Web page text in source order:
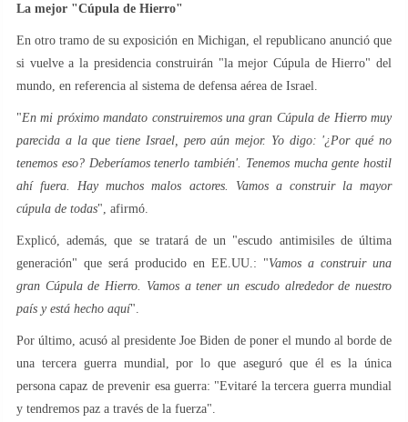
La mejor "Cúpula de Hierro"
En otro tramo de su exposición en Michigan, el republicano anunció que
si vuelve a la presidencia construirán "la mejor Cúpula de Hierro" del
mundo, en referencia al sistema de defensa aérea de Israel.
"En mi próximo mandato construiremos una gran Cúpula de Hierro muy
parecida a la que tiene Israel, pero aún mejor. Yo digo: '¿Por qué no
tenemos eso? Deberíamos tenerlo también'. Tenemos mucha gente hostil
ahí fuera. Hay muchos malos actores. Vamos a construir la mayor
cúpula de todas", afirmó.
Explicó, además, que se tratará de un "escudo antimisiles de última
generación" que será producido en EE.UU.: "Vamos a construir una
gran Cúpula de Hierro. Vamos a tener un escudo alrededor de nuestro
país y está hecho aquí".
Por último, acusó al presidente Joe Biden de poner el mundo al borde de
una tercera guerra mundial, por lo que aseguró que él es la única
persona capaz de prevenir esa guerra: "Evitaré la tercera guerra mundial
y tendremos paz a través de la fuerza".